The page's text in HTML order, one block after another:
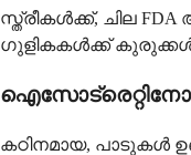
സ്ത്രീകൾക്ക്, ചില
ഗുളികകൾക്ക്
കഠിനമായ, പാടുകൾ